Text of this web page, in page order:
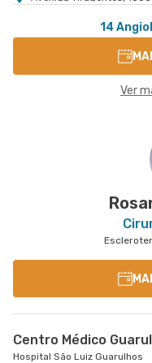
14
Ver
Centro Médico
Hospital São Luiz Guarulhos